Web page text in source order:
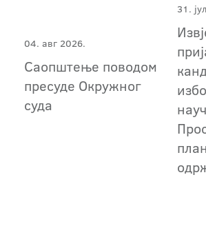
04. авг 2026.
Саопштење поводом
пресуде Окружног
суда
31.